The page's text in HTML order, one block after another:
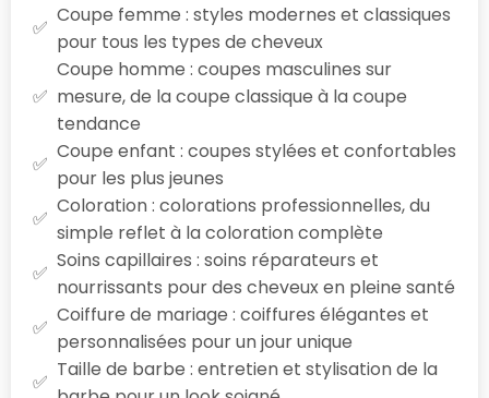
Coupe femme : styles modernes et classiques
pour tous les types de cheveux
Coupe homme : coupes masculines sur
mesure, de la coupe classique à la coupe
tendance
Coupe enfant : coupes stylées et confortables
pour les plus jeunes
Coloration : colorations professionnelles, du
simple reflet à la coloration complète
Soins capillaires : soins réparateurs et
nourrissants pour des cheveux en pleine santé
Coiffure de mariage : coiffures élégantes et
personnalisées pour un jour unique
Taille de barbe : entretien et stylisation de la